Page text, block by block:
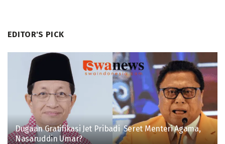
EDITOR'S PICK
Dugaan Gratifikasi Jet Pribadi Seret Menteri Agama,
Nasaruddin Umar?